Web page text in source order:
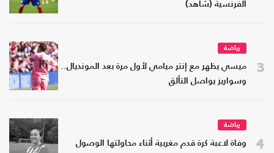
الفرنسية (شاهد)
3
رياضة
ميسي يظهر مع إنتر ميامي لأول مرة بعد المونديال..
وسواريز يواصل التألق
4
رياضة
وفاة لاعبة كرة قدم مغربية أثناء محاولتها الوصول